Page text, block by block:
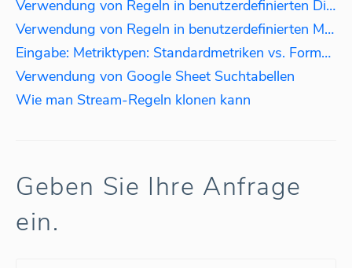
Verwendung von Regeln in benutzerdefinierten Dimensionen: Daten nach Sprache aggregieren
Verwendung von Regeln in benutzerdefinierten Metriken: Berechnung der Steuer
Eingabe: Metriktypen: Standardmetriken vs. Formeln
Verwendung von Google Sheet Suchtabellen
Wie man Stream-Regeln klonen kann
Geben Sie Ihre Anfrage
ein.